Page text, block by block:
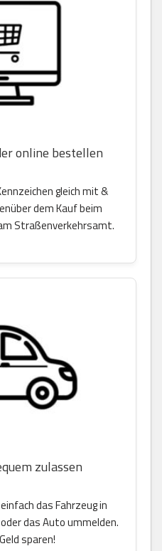
online bestellen
gleich mit &
dem Kauf beim
Straßenverkehrsamt.
zulassen
das Fahrzeug in
das Auto ummelden.
sparen!